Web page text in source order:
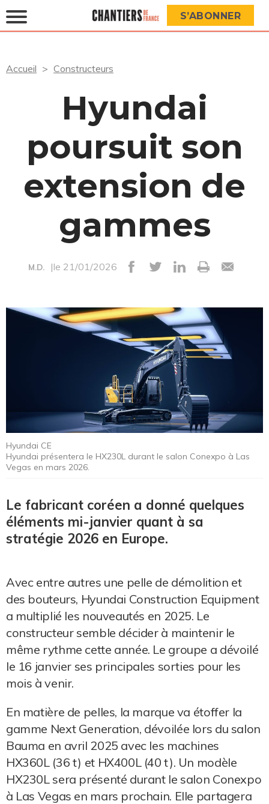
S’ABONNER
Accueil Constructeurs
Hyundai
poursuit son
extension de
gammes
M.D. |le 21/01/2026
Hyundai CE
Hyundai présentera le HX230L durant le salon Conexpo à Las
Vegas en mars 2026.
Le fabricant coréen a donné quelques
éléments mi-janvier quant à sa
stratégie 2026 en Europe.
Avec entre autres une pelle de démolition et
des bouteurs, Hyundai Construction Equipment
a multiplié les nouveautés en 2025. Le
constructeur semble décider à maintenir le
même rythme cette année. Le groupe a dévoilé
le 16 janvier ses principales sorties pour les
mois à venir.
En matière de pelles, la marque va étoffer la
gamme Next Generation, dévoilée lors du salon
Bauma en avril 2025 avec les machines
HX360L (36 t) et HX400L (40 t). Un modèle
HX230L sera présenté durant le salon Conexpo
à Las Vegas en mars prochain. Elle partagera